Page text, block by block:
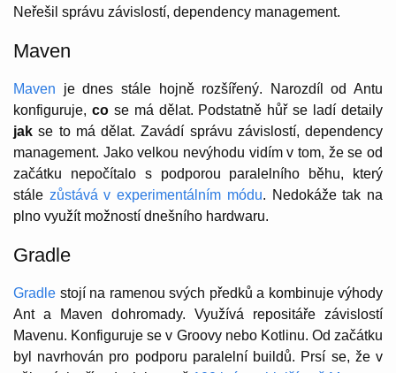
Neřešil správu závislostí, dependency management.
Maven
Maven je dnes stále hojně rozšířený. Narozdíl od Antu
konfiguruje, cose má dělat. Podstatně hůř se ladí detaily
jak se to má dělat. Zavádí správu závislostí, dependency
management. Jako velkou nevýhodu vidím v tom, že se od
začátku nepočítalo s podporou paralelního běhu, který
stále zůstává v experimentálním módu. Nedokáže tak na
plno využít možností dnešního hardwaru.
Gradle
Gradle stojí na ramenou svých předků a kombinuje výhody
Ant a Maven dohromady. Využívá repositáře závislostí
Mavenu. Konfiguruje se v Groovy nebo Kotlinu. Od začátku
byl navrhován pro podporu paralelní buildů. Prsí se, že v